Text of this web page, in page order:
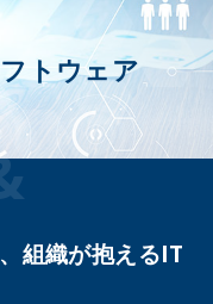
トウェア
組織が抱えるIT